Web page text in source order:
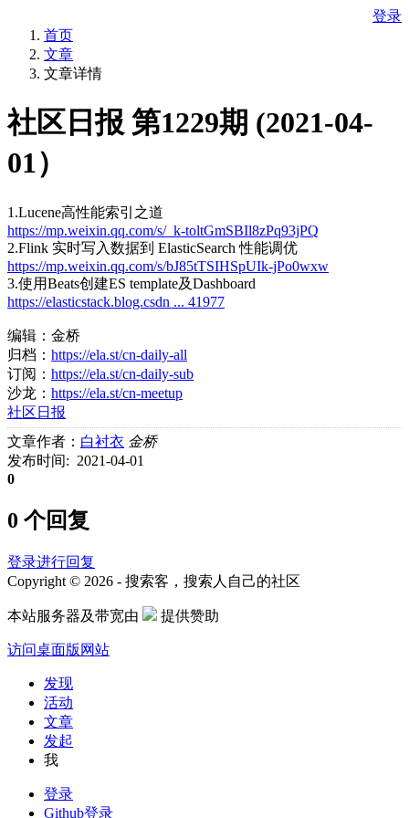
登录
首页
文章
文章详情
社区日报 第1229期 (2021-04-
01）
1.Lucene高性能索引之道
https://mp.weixin.qq.com/s/_k-toltGmSBIl8zPq93jPQ
2.Flink 实时写入数据到 ElasticSearch 性能调优
https://mp.weixin.qq.com/s/bJ85tTSIHSpUIk-jPo0wxw
3.使用Beats创建ES template及Dashboard
https://elasticstack.blog.csdn ... 41977
编辑：金桥
归档： https://ela.st/cn-daily-all
订阅： https://ela.st/cn-daily-sub
沙龙： https://ela.st/cn-meetup
社区日报
文章作者： 白衬衣 金桥
发布时间: 2021-04-01
0
0 个回复
登录进行回复
Copyright © 2026 - 搜索客，搜索人自己的社区
本站服务器及带宽由 提供赞助
访问桌面版网站
发现
活动
文章
发起
我
登录
Github登录